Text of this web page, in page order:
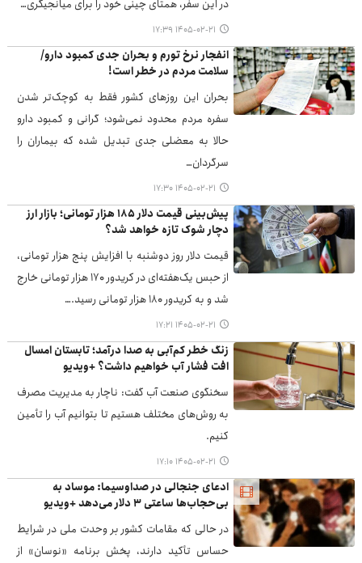
در این سفر، همتای چینی خود را برای میانجیگری…
۱۴۰۵-۰۲-۲۱ ۱۷:۳۹
انفجار نرخ تورم و بحران جدی کمبود دارو/
سلامت مردم در خطر است!
بحران این روزهای کشور فقط به کوچک‌تر شدن
سفره مردم محدود نمی‌شود؛ گرانی و کمبود دارو
حالا به معضلی جدی تبدیل شده که بیماران را
سرگردان…
۱۴۰۵-۰۲-۲۱ ۱۷:۳۰
پیش‌بینی قیمت دلار ۱۸۵ هزار تومانی؛ بازار ارز
دچار شوک تازه خواهد شد؟
قیمت دلار روز دوشنبه با افزایش پنج هزار تومانی،
از حبس یک‌هفته‌ای در کریدور ۱۷۰ هزار تومانی خارج
شد و به کریدور ۱۸۰ هزار تومانی رسید.…
۱۴۰۵-۰۲-۲۱ ۱۷:۲۱
زنگ خطر کم‌آبی به صدا درآمد؛ تابستان امسال
افت فشار آب خواهیم داشت؟ +ویدیو
سخنگوی صنعت آب گفت: ناچار به مدیریت مصرف
به روش‌های مختلف هستیم تا بتوانیم آب را تأمین
کنیم.
۱۴۰۵-۰۲-۲۱ ۱۷:۱۰
ادعای جنجالی در صداوسیما: موساد به
بی‌حجاب‌ها ساعتی ۳ دلار می‌دهد +ویدیو
در حالی که مقامات کشور بر وحدت ملی در شرایط
حساس تأکید دارند، پخش برنامه «نوسان» از